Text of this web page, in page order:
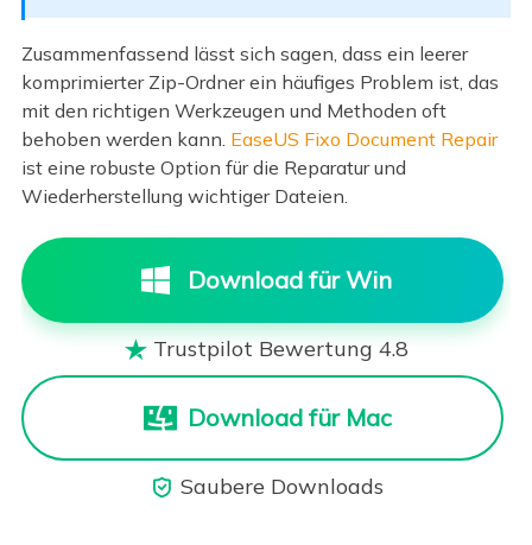
Zusammenfassend lässt sich sagen, dass ein leerer
komprimierter Zip-Ordner ein häufiges Problem ist, das
mit den richtigen Werkzeugen und Methoden oft
behoben werden kann. EaseUS Fixo Document Repair
ist eine robuste Option für die Reparatur und
Wiederherstellung wichtiger Dateien.
Download für Win
 Trustpilot Bewertung 4.8
Download für Mac
 Saubere Downloads